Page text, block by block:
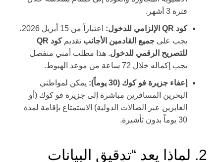
فترة 3 أشهر.
كود QR الإلزامي للدخول:
اعتباراً من 15 أبريل 2026،
يجب على جميع القادمين الأجانب تقديم
كود QR
للتصريح الرقمي للدخول. هذا مطلب أمني منفصل
يجب إكماله خلال 72 ساعة من موعد الهبوط.
إعفاء جزيرة فو كوك (30 يوماً):
يمكن لمواطني
البحرين المسافرين مباشرة إلى جزيرة فو كوك (أو
العابرين عبر الصالات الدولية) الاستمتاع بإقامة لمدة
30 يوماً بدون تأشيرة.
2. لماذا يعد “تدقيق البيانات